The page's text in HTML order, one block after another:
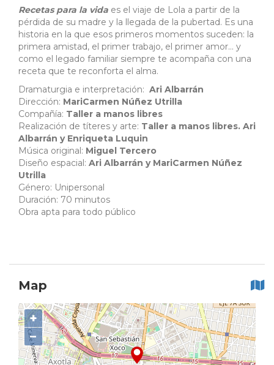
Recetas para la vida es el viaje de Lola a partir de la
pérdida de su madre y la llegada de la pubertad. Es una
historia en la que esos primeros momentos suceden: la
primera amistad, el primer trabajo, el primer amor… y
como el legado familiar siempre te acompaña con una
receta que te reconforta el alma.
Dramaturgia e interpretación: Ari Albarrán
Dirección: MariCarmen Núñez Utrilla
Compañía: Taller a manos libres
Realización de títeres y arte: Taller a manos libres. Ari
Albarrán y Enriqueta Luquin
Música original: Miguel Tercero
Diseño espacial: Ari Albarrán y MariCarmen Núñez
Utrilla
Género: Unipersonal
Duración: 70 minutos
Obra apta para todo público
Map
+
−